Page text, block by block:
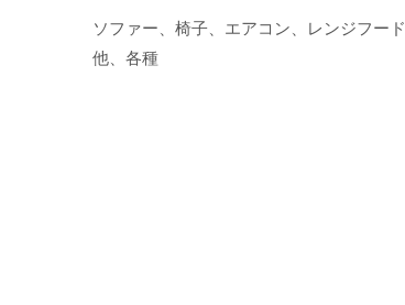
ソファー、椅子、エアコン、レンジフード
他、各種